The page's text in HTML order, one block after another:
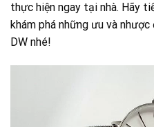
thực hiện ngay tại nhà. Hãy
khám phá những ưu và
DW nhé!